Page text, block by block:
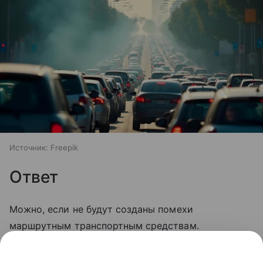
Источник: Freepik
Ответ
Можно, если не будут созданы помехи
маршрутным транспортным средствам.